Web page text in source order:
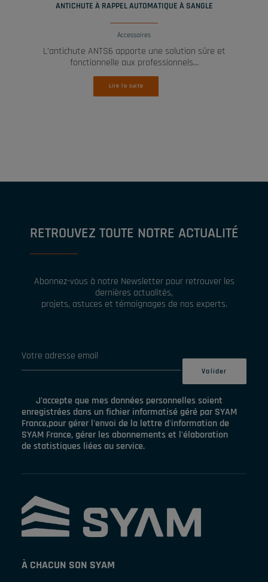
ANTICHUTE À RAPPEL AUTOMATIQUE À SANGLE
Accessoires
L’antichute ANTS6 apporte une solution sûre et
fonctionnelle aux professionnels…
Lire la suite
RETROUVEZ TOUTE NOTRE ACTUALITÉ
Abonnez-vous à notre Newsletter pour retrouver les
dernières actualités,
projets, astuces et témoignages de nos experts.
J'accepte que mes données personnelles soient
enregistrées dans un fichier informatisé géré par SYAM
France,pour gérer l'envoi de la lettre d'information de
SYAM France, gérer les abonnements et l'élaboration
de statistiques liées au service.
À CHACUN SON SYAM